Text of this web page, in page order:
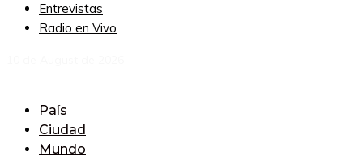
Entrevistas
Radio en Vivo
País
Ciudad
Mundo